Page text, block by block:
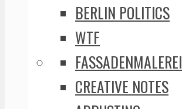
BERLIN POLITICS
WTF
FASSADENMALEREI
CREATIVE NOTES